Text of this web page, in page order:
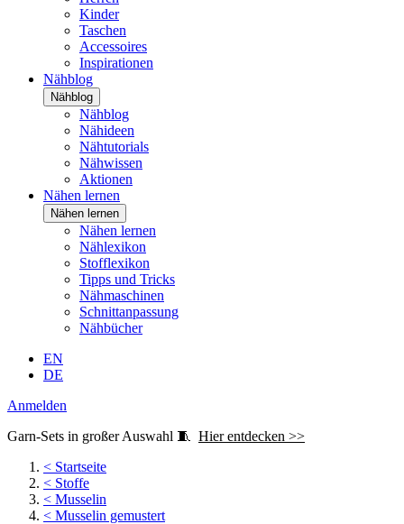
Kinder
Taschen
Accessoires
Inspirationen
Nähblog
Nähblog
Nähblog
Nähideen
Nähtutorials
Nähwissen
Aktionen
Nähen lernen
Nähen lernen
Nähen lernen
Nählexikon
Stofflexikon
Tipps und Tricks
Nähmaschinen
Schnittanpassung
Nähbücher
EN
DE
Anmelden
Garn-Sets in großer Auswahl 🧵 Hier entdecken >>
< Startseite
< Stoffe
< Musselin
< Musselin gemustert